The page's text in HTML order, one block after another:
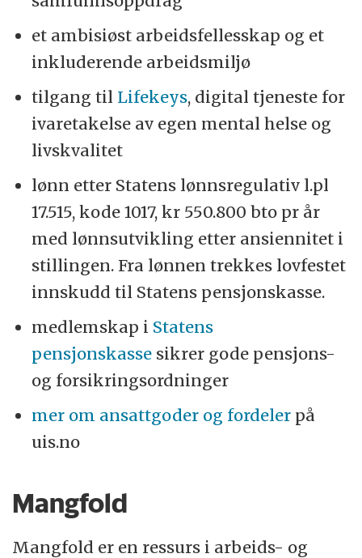
et ambisiøst arbeidsfellesskap og et
inkluderende arbeidsmiljø
tilgang til Lifekeys, digital tjeneste for
ivaretakelse av egen mental helse og
livskvalitet
lønn etter Statens lønnsregulativ l.pl
17.515, kode 1017, kr 550.800 bto pr år
med lønnsutvikling etter ansiennitet i
stillingen. Fra lønnen trekkes lovfestet
innskudd til Statens pensjonskasse.
medlemskap i Statens
pensjonskasse sikrer gode pensjons-
og forsikringsordninger
mer om ansattgoder og fordeler på
uis.no
Mangfold
Mangfold er en ressurs i arbeids- og